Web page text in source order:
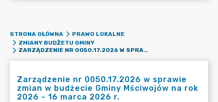
STRONA GŁÓWNA
PRAWO LOKALNE
ZMIANY BUDŻETU GMINY
ZARZĄDZENIE NR 0050.17.2026 W SPRAWIE ZMIAN W BUDŻECIE GMINY MŚCIWOJÓW NA ROK 2026 - 16 MARCA 2026 R.
Zarządzenie nr 0050.17.2026 w sprawie
zmian w budżecie Gminy Mściwojów na rok
2026 - 16 marca 2026 r.